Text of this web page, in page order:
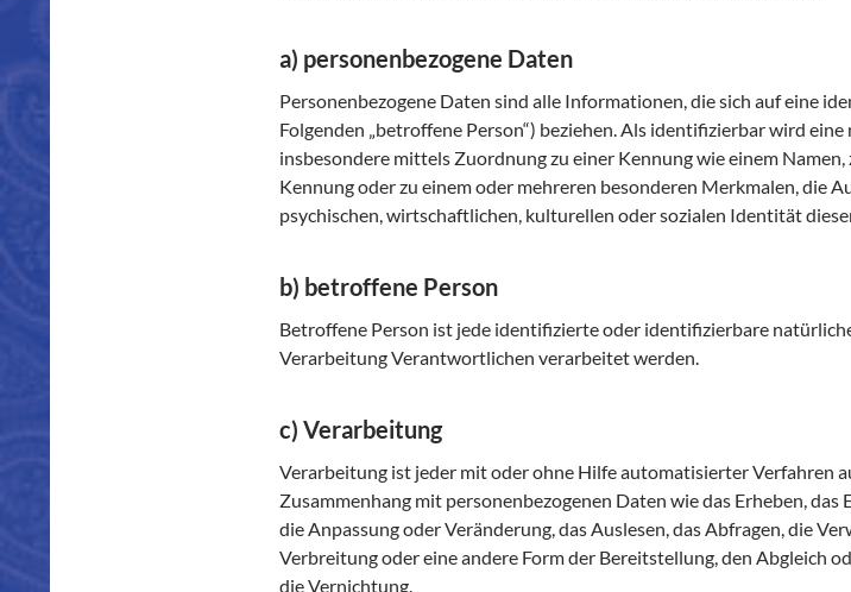
a) personenbezogene Daten
Personenbezogene Daten sind alle Informationen, die sich auf eine
Folgenden „betroffene Person“) beziehen. Als identifizierbar wird
insbesondere mittels Zuordnung zu einer Kennung wie einem
Kennung oder zu einem oder mehreren besonderen Merkmalen, die
psychischen, wirtschaftlichen, kulturellen oder sozialen Identität
b) betroffene Person
Betroffene Person ist jede identifizierte oder identifizierbare
Verarbeitung Verantwortlichen verarbeitet werden.
c) Verarbeitung
Verarbeitung ist jeder mit oder ohne Hilfe automatisierter Verfahren
Zusammenhang mit personenbezogenen Daten wie das Erheben,
die Anpassung oder Veränderung, das Auslesen, das Abfragen, die
Verbreitung oder eine andere Form der Bereitstellung, den Abgleich
die Vernichtung.